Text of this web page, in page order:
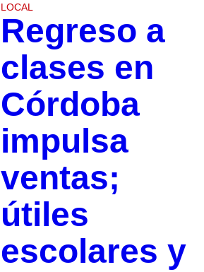
LOCAL
Regreso a
clases en
Córdoba
impulsa
ventas;
útiles
escolares y